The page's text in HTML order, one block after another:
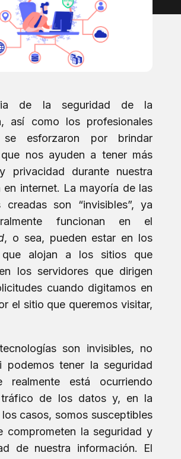
de la seguridad de la
así como los profesionales
esforzaron por brindar
nos ayuden a tener más
privacidad durante nuestra
en internet. La mayoría de las
creadas son “invisibles”, ya
funcionan en el
, o sea, pueden estar en los
que alojan a los sitios que
los servidores que dirigen
cuando digitamos en
el sitio que queremos visitar,
son invisibles, no
podemos tener la seguridad
está ocurriendo
de los datos y, en la
casos, somos susceptibles
comprometen la seguridad y
de nuestra información. El